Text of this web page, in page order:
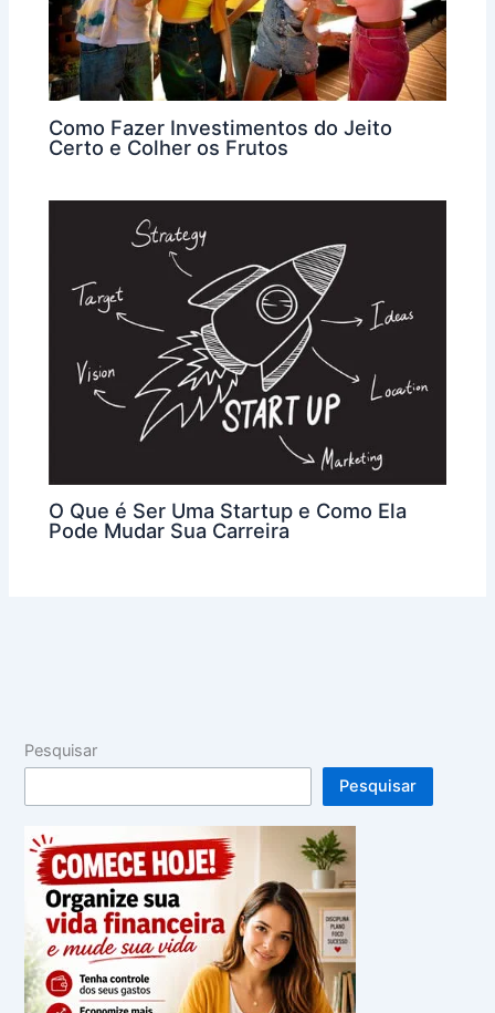
Como Fazer Investimentos do Jeito
Certo e Colher os Frutos
O Que é Ser Uma Startup e Como Ela
Pode Mudar Sua Carreira
Pesquisar
Pesquisar